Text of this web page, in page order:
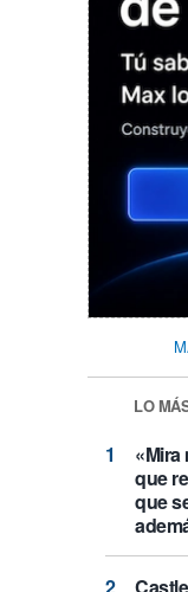
LO
«Mira
que
que